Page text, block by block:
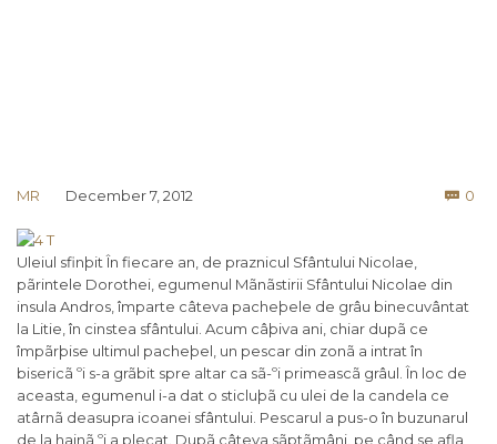
MR December 7, 2012  0
Uleiul sfinþit În fiecare an, de praznicul Sfântului Nicolae,
pãrintele Dorothei, egumenul Mãnãstirii Sfântului Nicolae din
insula Andros, împarte câteva pacheþele de grâu binecuvântat
la Litie, în cinstea sfântului. Acum câþiva ani, chiar dupã ce
împãrþise ultimul pacheþel, un pescar din zonã a intrat în
bisericã ºi s-a grãbit spre altar ca sã-ºi primeascã grâul. În loc de
aceasta, egumenul i-a dat o sticluþã cu ulei de la candela ce
atârnã deasupra icoanei sfântului. Pescarul a pus-o în buzunarul
de la hainã ºi a plecat. Dupã câteva sãptãmâni, pe când se afla